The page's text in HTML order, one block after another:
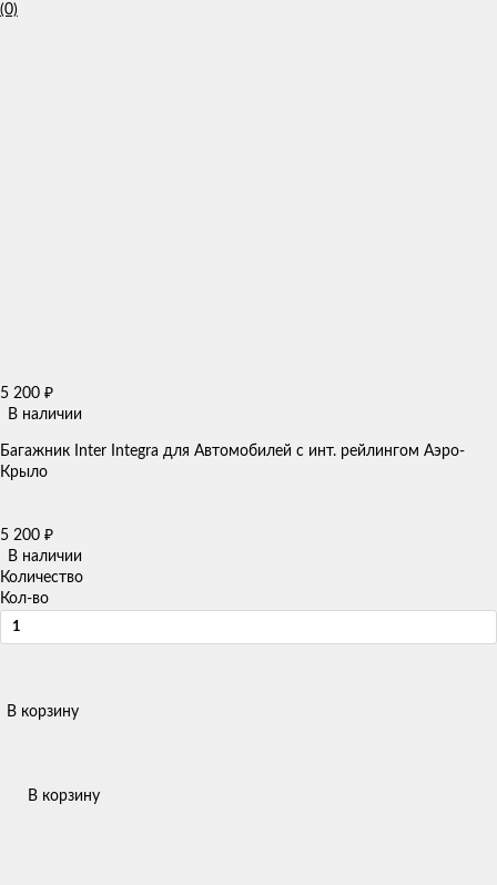
(0)
5 200 ₽
В наличии
Багажник Inter Integra для Автомобилей с инт. рейлингом Аэро-
Крыло
5 200 ₽
В наличии
Количество
Кол-во
В корзину
В корзину